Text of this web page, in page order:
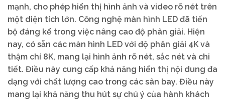
mạnh, cho phép hiển thị hình ảnh và video rõ nét trên
một diện tích lớn. Công nghệ màn hình LED đã tiến
bộ đáng kể trong việc nâng cao độ phân giải. Hiện
nay, có sẵn các màn hình LED với độ phân giải 4K và
thậm chí 8K, mang lại hình ảnh rõ nét, sắc nét và chi
tiết. Điều này cung cấp khả năng hiển thị nội dung đa
dạng với chất lượng cao trong các sân bay. Điều này
mang lại khả năng thu hút sự chú ý của hành khách